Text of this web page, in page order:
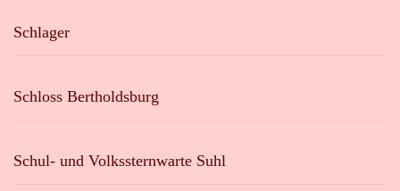
Schlager
Schloss Bertholdsburg
Schul- und Volkssternwarte Suhl